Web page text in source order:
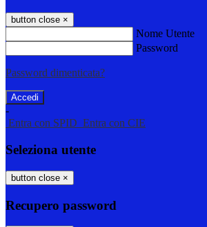
button close ×
Nome Utente
Password
Password dimenticata?
-
Entra con SPID Entra con CIE
Seleziona utente
button close ×
Recupero password